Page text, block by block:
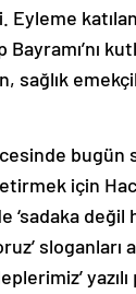
katılan
sağlık
bugün
için
değil
sloganları